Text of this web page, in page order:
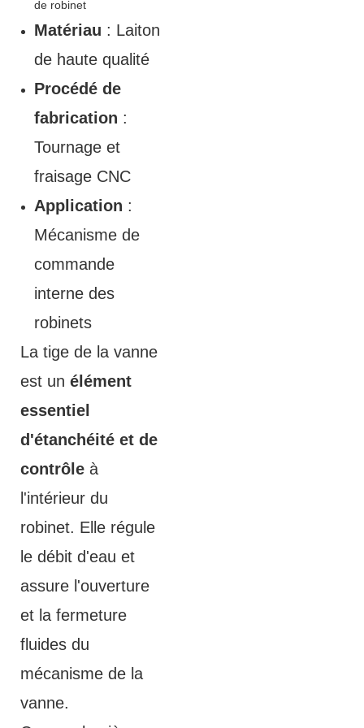
robinet en
laiton de
précision
de robinet
Matériau : Laiton
de haute qualité
Procédé de
fabrication :
Tournage et
fraisage CNC
Application :
Mécanisme de
commande
interne des
robinets
La tige de la vanne
est un élément
essentiel
d'étanchéité et de
contrôle à
l'intérieur du
robinet. Elle régule
le débit d'eau et
assure l'ouverture
et la fermeture
fluides du
mécanisme de la
vanne.